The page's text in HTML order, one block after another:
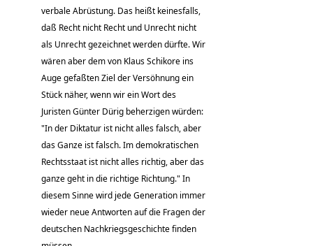
verbale Abrüstung. Das heißt keinesfalls,
daß Recht nicht Recht und Unrecht nicht
als Unrecht gezeichnet werden dürfte. Wir
wären aber dem von Klaus Schikore ins
Auge gefaßten Ziel der Versöhnung ein
Stück näher, wenn wir ein Wort des
Juristen Günter Dürig beherzigen würden:
"In der Diktatur ist nicht alles falsch, aber
das Ganze ist falsch. Im demokratischen
Rechtsstaat ist nicht alles richtig, aber das
ganze geht in die richtige Richtung." In
diesem Sinne wird jede Generation immer
wieder neue Antworten auf die Fragen der
deutschen Nachkriegsgeschichte finden